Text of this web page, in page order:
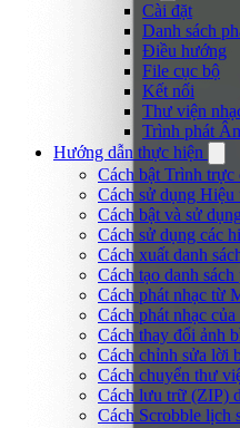
Cài đặt
Danh sách
Điều hướng
File cục bộ
Kết nối
Thư viện
Trình phát
Hướng dẫn thực hiện
Cách bật Trình trực
Cách sử dụng Hiệu
Cách bật và sử
Cách sử dụng các
Cách xuất danh
Cách tạo danh
Cách phát nhạc từ
Cách phát nhạc
Cách thay đổi ảnh
Cách chỉnh sửa lời
Cách chuyển thư
Cách lưu trữ (ZIP)
Cách Scrobble lịch